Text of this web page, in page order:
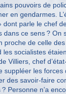
pouvoirs de
en gendarmes.
parle le chef
dans ce sens ? On
proche de celle
les socialistes
Villiers, chef
suppléer les forces
des savoir-faire
Personne n’a